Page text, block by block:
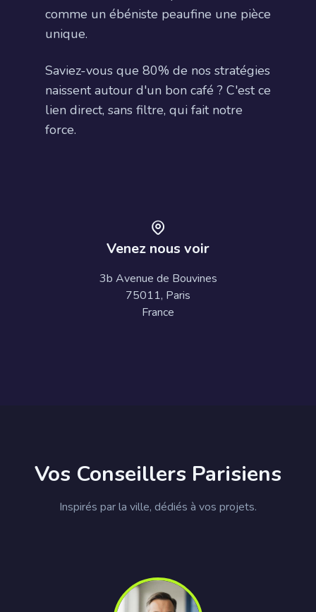
comme un ébéniste peaufine une pièce
unique.
Saviez-vous que 80% de nos stratégies
naissent autour d'un bon café ? C'est ce
lien direct, sans filtre, qui fait notre
force.
Venez nous voir
3b Avenue de Bouvines
75011, Paris
France
Vos Conseillers Parisiens
Inspirés par la ville, dédiés à vos projets.